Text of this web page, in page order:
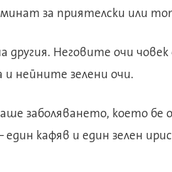
за приятелски или
другия. Неговите очи
и нейните зелени очи.
заболяването, което бе
кафяв и един зелен